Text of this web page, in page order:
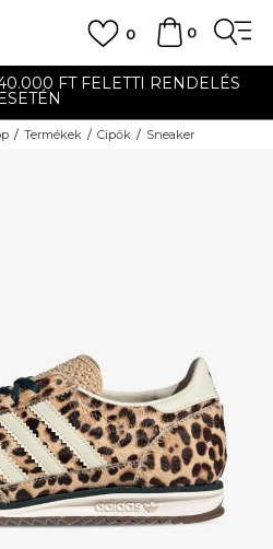
0
0
FT FELETTI RENDELÉS
Termékek Cipők Sneaker